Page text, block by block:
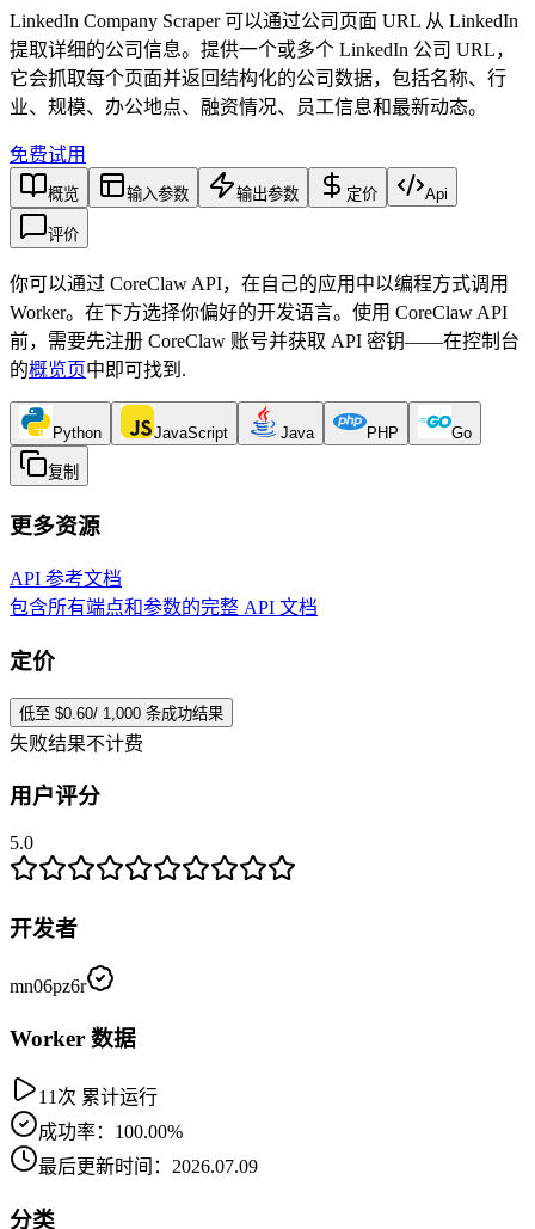
LinkedIn Company Scraper 可以通过公司页面 URL 从 LinkedIn
提取详细的公司信息。提供一个或多个 LinkedIn 公司 URL，
它会抓取每个页面并返回结构化的公司数据，包括名称、行
业、规模、办公地点、融资情况、员工信息和最新动态。
免费试用
概览 输入参数 输出参数 定价 Api
评价
你可以通过 CoreClaw API，在自己的应用中以编程方式调用
Worker。在下方选择你偏好的开发语言。使用 CoreClaw API
前，需要先注册 CoreClaw 账号并获取 API 密钥——在控制台
的概览页中即可找到 .
Python JavaScript Java PHP Go
复制
更多资源
API 参考文档
包含所有端点和参数的完整 API 文档
定价
低至 $0.60/ 1,000 条成功结果
失败结果不计费
用户评分
5.0
开发者
mn06pz6r
Worker 数据
11次 累计运行
成功率：100.00%
最后更新时间：2026.07.09
分类